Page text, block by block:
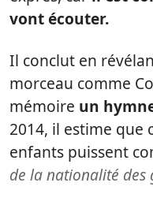
vont écouter.
Il conclut en
morceau comme
mémoire un
2014, il estime que
enfants puissent
de la nationalité des